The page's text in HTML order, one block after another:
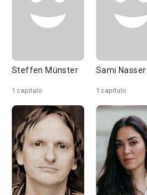
Steffen Münster
1 capítulo
Sami Nasser
1 capítulo